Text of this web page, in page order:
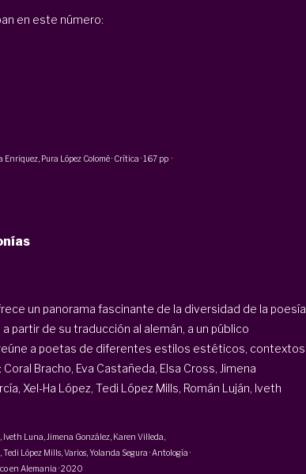
en este número:
Enriquez, Pura López Colomé · Crítica ·167 pp·
un panorama fascinante de la diversidad de la poesía
partir de su traducción al alemán, a un público
a poetas de diferentes estilos estéticos, contextos
Bracho, Eva Castañeda, Elsa Cross, Jimena
Xel-Ha López, Tedi López Mills, Román Luján, Iveth
, Iveth Luna, Jimena González, Karen Villeda,
Tedi López Mills, Varios, Yolanda Segura · Antología ·
en Alemania ·2020